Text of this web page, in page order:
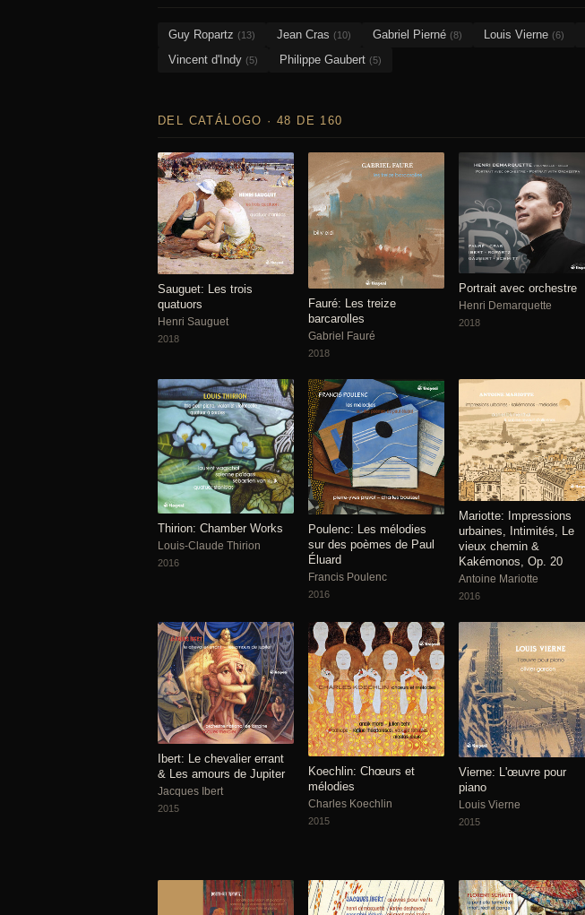
Guy Ropartz (13) Jean Cras (10) Gabriel Pierné (8) Louis Vierne (6)
Vincent d'Indy (5) Philippe Gaubert (5)
DEL CATÁLOGO · 48 DE 160
Sauguet: Les trois
quatuors
Henri Sauguet
2018
Fauré: Les treize
barcarolles
Gabriel Fauré
2018
Portrait avec orchestre
Henri Demarquette
2018
Thirion: Chamber Works
Louis-Claude Thirion
2016
Poulenc: Les mélodies
sur des poèmes de Paul
Éluard
Francis Poulenc
2016
Mariotte: Impressions
urbaines, Intimités, Le
vieux chemin &
Kakémonos, Op. 20
Antoine Mariotte
2016
Ibert: Le chevalier errant
& Les amours de Jupiter
Jacques Ibert
2015
Koechlin: Chœurs et
mélodies
Charles Koechlin
2015
Vierne: L'œuvre pour
piano
Louis Vierne
2015